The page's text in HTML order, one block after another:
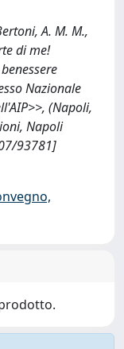
A. M. M.,
di me!
Nazionale
(Napoli,
Napoli
93781]